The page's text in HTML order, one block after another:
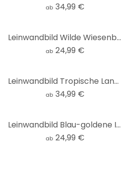
ab 34,99 €
Leinwandbild Wilde Wiesenblumen im Sonnenlicht - Talen
ab 24,99 €
Leinwandbild Tropische Landschaft mit Palmen - Haase - Panorama
ab 34,99 €
Leinwandbild Blau-goldene Interaktion - Fedrau
ab 24,99 €